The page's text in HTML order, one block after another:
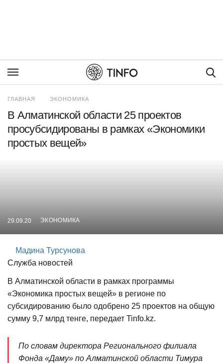
ГЛАВНАЯ ЭКОНОМИКА
В Алматинской области 25 проектов
просубсидированы в рамках «Экономики
простых вещей»
29.09.20 ЭКОНОМИКА
Мадина Турсунова
Служба новостей
В Алматинской области в рамках программы
«Экономика простых вещей» в регионе по
субсидированию было одобрено 25 проектов на общую
сумму 9,7 млрд тенге, передает Tinfo.kz.
По словам директора Регионального филиала
Фонда «Даму» по Алматинской области Тимура